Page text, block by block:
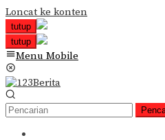
Loncat ke konten
tutup
tutup
Menu Mobile